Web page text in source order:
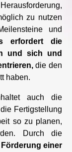
zu nutzen
und
erfordert die
und sich und
die den
haben.
auch die
Fertigstellung
so zu planen,
Durch die
einer